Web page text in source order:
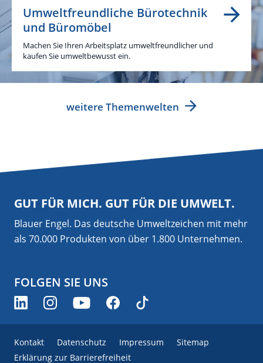
Umweltfreundliche Bürotechnik
und Büromöbel
Machen Sie Ihren Arbeitsplatz umweltfreundlicher und
kaufen Sie umweltbewusst ein.
weitere Themenwelten
GUT FÜR MICH. GUT FÜR DIE UMWELT.
Blauer Engel. Das deutsche Umweltzeichen mit mehr
als 70.000 Produkten von über 1.800 Unternehmen.
FOLGEN SIE UNS
Kontakt Datenschutz Impressum
Sitemap
Erklärung zur Barrierefreiheit